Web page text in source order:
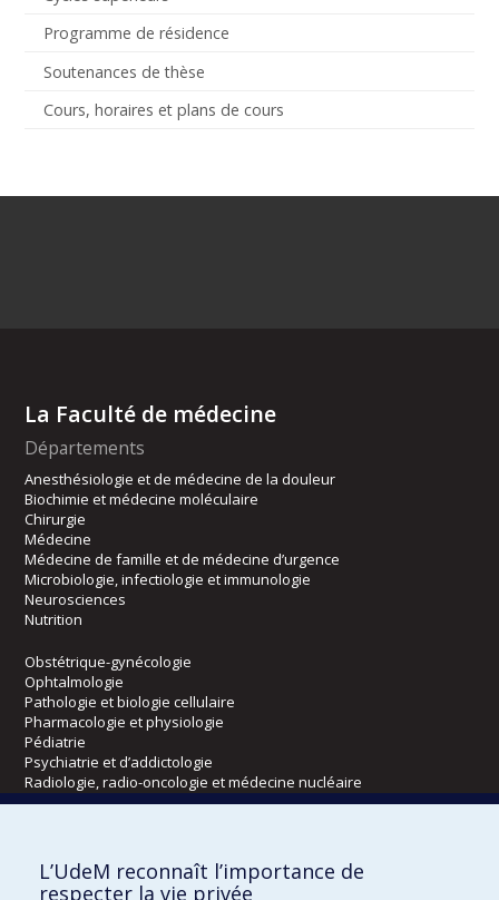
Programme de résidence
Soutenances de thèse
Cours, horaires et plans de cours
La Faculté de médecine
Départements
Anesthésiologie et de médecine de la douleur
Biochimie et médecine moléculaire
Chirurgie
Médecine
Médecine de famille et de médecine d’urgence
Microbiologie, infectiologie et immunologie
Neurosciences
Nutrition
Obstétrique-gynécologie
Ophtalmologie
Pathologie et biologie cellulaire
Pharmacologie et physiologie
Pédiatrie
Psychiatrie et d’addictologie
Radiologie, radio-oncologie et médecine nucléaire
Kinésiologie et des sciences de l’activité physique
L’UdeM reconnaît l’importance de
respecter la vie privée